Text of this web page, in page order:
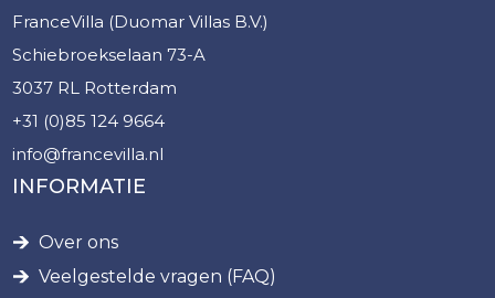
FranceVilla (Duomar Villas B.V.)
Schiebroekselaan 73-A
3037 RL Rotterdam
+31 (0)85 124 9664
info@francevilla.nl
INFORMATIE
Over ons
Veelgestelde vragen (FAQ)